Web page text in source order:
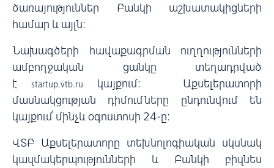
ծառայություններ Բանկի աշխատակիցների
համար և այլն։
Նախագծերի հավաքագրման ուղղությունների
ամբողջական ցանկը տեղադրված
է
startup.vtb.ru
կայքում։ Աքսելերատորի
մասնակցության դիմումները ընդունվում են
կայքում՝ մինչև օգոստոսի 24-ը։
ՎՏԲ Աքսելերատորը տեխնոլոգիական սկսնակ
կազմակերպությունների և Բանկի բիզնես